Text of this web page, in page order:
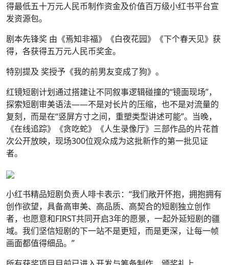
得最低五十万元人民币制作资金及价值百万级小红书平台宣
发资源包。
剧本先锋奖 由《焉知非福》《白夜花园》《下个春天见》获
得，各获得五万元人民币奖金。
特别提及 奖授予《我的前男友变成了狗》。
红镜短剧计划通过搭建让不同叙事逻辑碰撞的“镜面现场”，
探索短剧审美语法——不是对长片的压缩，也不是对流量的
复刻，而是在“竖屏方寸之间，重塑类型讲述可能”。当晚，
《在线追踪》《贪吃蛇》《人生录像厅》三部作品的片花首
次公开放映，现场300位观众成为这批新作的第一批见证
者。
小红书精品短剧负责人啡卡表示：“我们敞开怀抱，拥抱拥有
创作欲望，具备高审美、高品质、高契合的短剧独立创作
者，也愿意和FIRST共同开启3年的愿景，一起外延短剧的疆
域。我们坚信短剧的下一站不是更短，而是更深，让每一帧
画面都值得细品。”